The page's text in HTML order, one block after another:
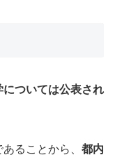
ついては公表され
ることから、 都内